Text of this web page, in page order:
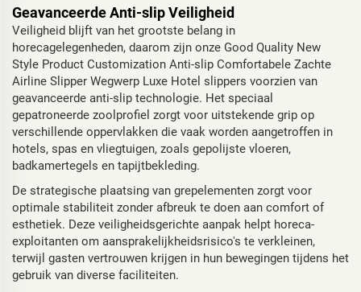
Geavanceerde Anti-slip Veiligheid
Veiligheid blijft van het grootste belang in
horecagelegenheden, daarom zijn onze Good Quality New
Style Product Customization Anti-slip Comfortabele Zachte
Airline Slipper Wegwerp Luxe Hotel slippers voorzien van
geavanceerde anti-slip technologie. Het speciaal
gepatroneerde zoolprofiel zorgt voor uitstekende grip op
verschillende oppervlakken die vaak worden aangetroffen in
hotels, spas en vliegtuigen, zoals gepolijste vloeren,
badkamertegels en tapijtbekleding.
De strategische plaatsing van grepelementen zorgt voor
optimale stabiliteit zonder afbreuk te doen aan comfort of
esthetiek. Deze veiligheidsgerichte aanpak helpt horeca-
exploitanten om aansprakelijkheidsrisico's te verkleinen,
terwijl gasten vertrouwen krijgen in hun bewegingen tijdens het
gebruik van diverse faciliteiten.